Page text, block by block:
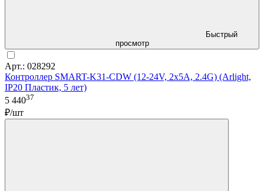
Быстрый
просмотр
Арт.: 028292
Контроллер SMART-K31-CDW (12-24V, 2x5A, 2.4G) (Arlight,
IP20 Пластик, 5 лет)
5 44037
₽/шт